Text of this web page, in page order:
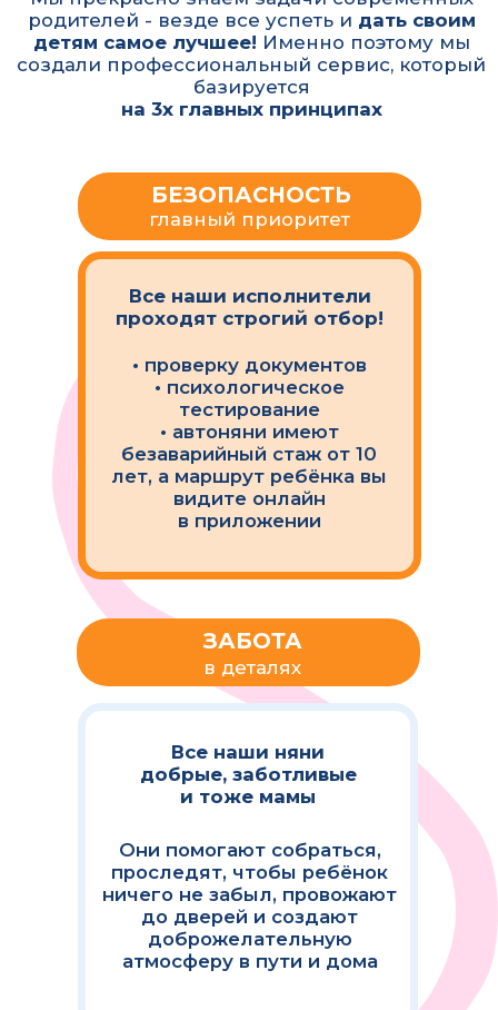
Сервис Мультиняня работает
более чем в 22 городах России
объединяя востребованные
услуги для родителей в
едином цифровом
пространстве
Самостоятельно создавать заказы
и планировать расписание на
В МОБИЛЬНОМ
ПРИЛОЖЕНИИ
ВЫ МОЖЕТЕ: